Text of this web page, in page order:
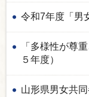
令和7年度「男
「多様性が尊
５年度）
山形県男女共